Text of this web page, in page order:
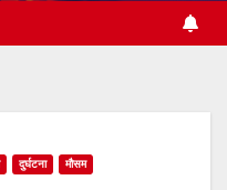
दुर्घटना मौसम